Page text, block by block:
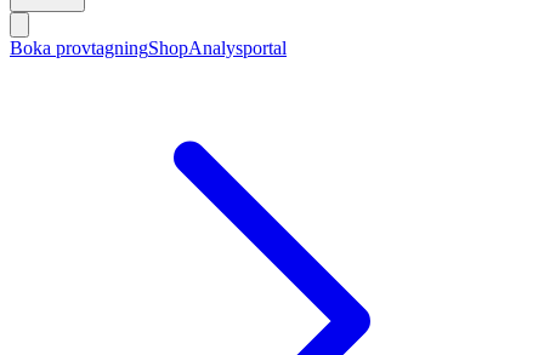
Boka provtagningShopAnalysportal